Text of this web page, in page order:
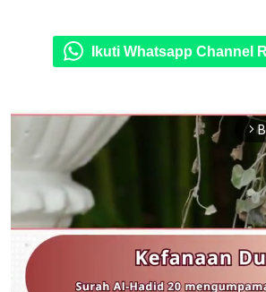
Ikuti Whatsapp Channel
arrow_forward_ios